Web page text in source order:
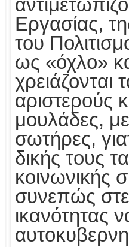
Εργασίας,
του
ως «όχλο»
χρειάζονται
αριστερούς
μουλάδες,
σωτήρες,
δικής τους
κοινωνικής
συνεπώς
ικανότητας